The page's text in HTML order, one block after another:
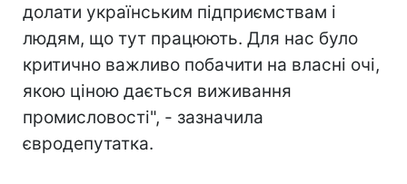
долати українським підприємствам і
людям, що тут працюють. Для нас було
критично важливо побачити на власні очі,
якою ціною дається виживання
промисловості", - зазначила
євродепутатка.